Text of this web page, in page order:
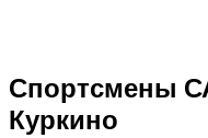
Спортсмены
Куркино